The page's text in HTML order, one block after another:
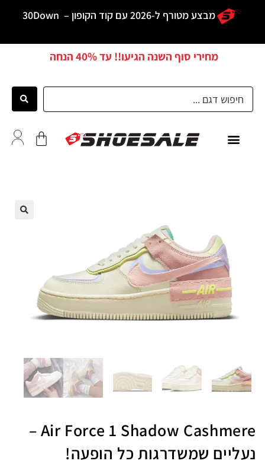
מבצע מטורף ל-2026 עם קוד הקופון – 30Down
מחירי סוף השנה הגיעו!! עד40% הנחה
Air Force 1 Shadow Cashmere –
נעליים שמשדרגות כל הופעה!